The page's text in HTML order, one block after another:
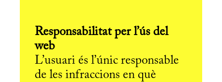
Responsabilitat per l’ús del
web
L’usuari és l’únic responsable
de les infraccions en què